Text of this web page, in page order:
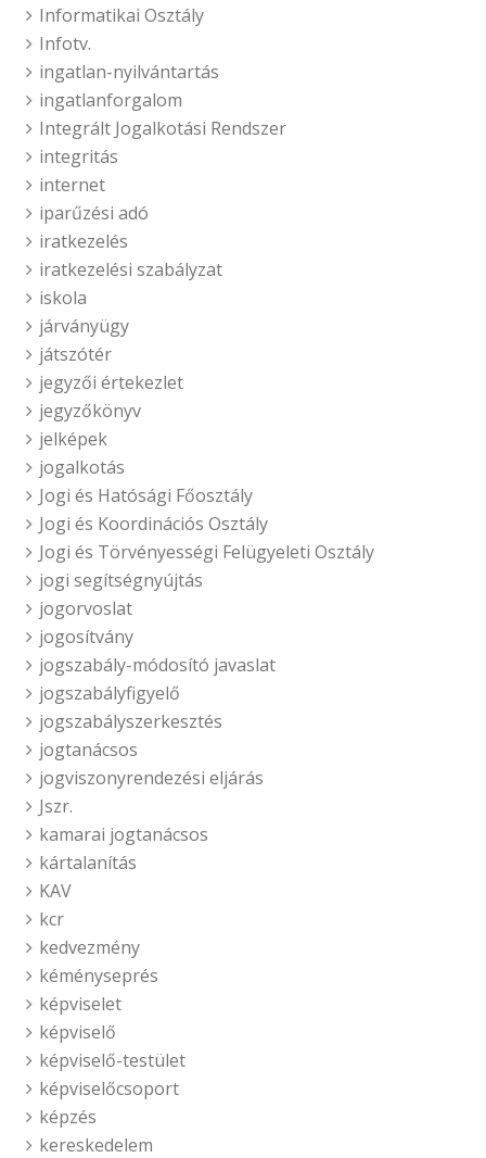
Informatikai Osztály
Infotv.
ingatlan-nyilvántartás
ingatlanforgalom
Integrált Jogalkotási Rendszer
integritás
internet
iparűzési adó
iratkezelés
iratkezelési szabályzat
iskola
járványügy
játszótér
jegyzői értekezlet
jegyzőkönyv
jelképek
jogalkotás
Jogi és Hatósági Főosztály
Jogi és Koordinációs Osztály
Jogi és Törvényességi Felügyeleti Osztály
jogi segítségnyújtás
jogorvoslat
jogosítvány
jogszabály-módosító javaslat
jogszabályfigyelő
jogszabályszerkesztés
jogtanácsos
jogviszonyrendezési eljárás
Jszr.
kamarai jogtanácsos
kártalanítás
KAV
kcr
kedvezmény
kéményseprés
képviselet
képviselő
képviselő-testület
képviselőcsoport
képzés
kereskedelem